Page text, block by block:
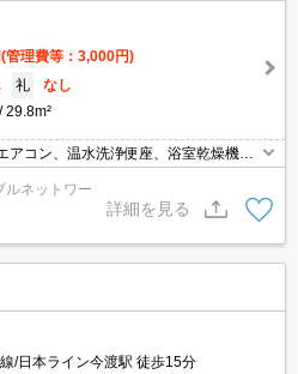
(管理費等：3,000円)
礼
なし
29.8m²
アコン、温水洗浄便座、浴室乾燥機な
ルネットワー
詳細を見る
/日本ライン今渡駅 徒歩15分